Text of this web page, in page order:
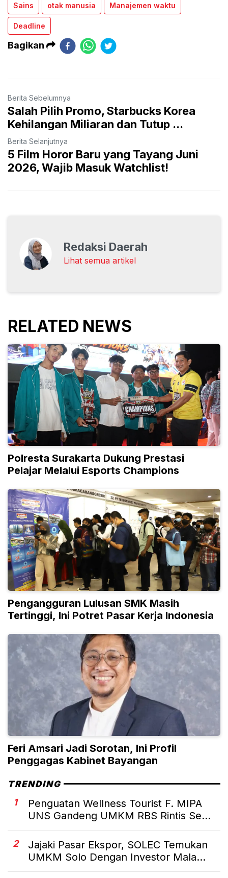
Sains otak manusia Manajemen waktu
Deadline
Bagikan
Berita Sebelumnya
Salah Pilih Promo, Starbucks Korea
Kehilangan Miliaran dan Tutup ...
Berita Selanjutnya
5 Film Horor Baru yang Tayang Juni
2026, Wajib Masuk Watchlist!
Redaksi Daerah
Lihat semua artikel
RELATED NEWS
Polresta Surakarta Dukung Prestasi
Pelajar Melalui Esports Champions
Pengangguran Lulusan SMK Masih
Tertinggi, Ini Potret Pasar Kerja Indonesia
Feri Amsari Jadi Sorotan, Ini Profil
Penggagas Kabinet Bayangan
TRENDING
1
Penguatan Wellness Tourist F. MIPA
UNS Gandeng UMKM RBS Rintis Se...
2
Jajaki Pasar Ekspor, SOLEC Temukan
UMKM Solo Dengan Investor Mala...